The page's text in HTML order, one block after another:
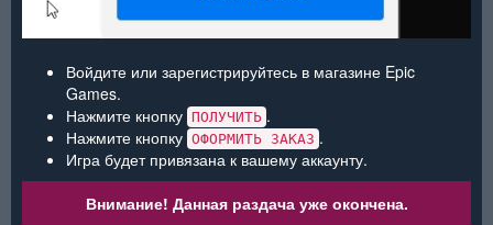
Войдите или зарегистрируйтесь в магазине Epic
Games.
Нажмите кнопку ПОЛУЧИТЬ .
Нажмите кнопку ОФОРМИТЬ ЗАКАЗ .
Игра будет привязана к вашему аккаунту.
Внимание! Данная раздача уже окончена.